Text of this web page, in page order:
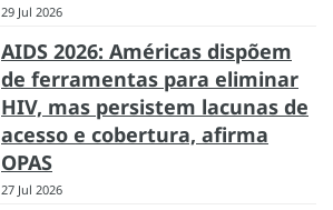
29 Jul 2026
AIDS 2026: Américas dispõem
de ferramentas para eliminar
HIV, mas persistem lacunas de
acesso e cobertura, afirma
OPAS
27 Jul 2026